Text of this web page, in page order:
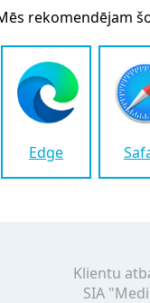
rekomendējam
Edge
Klientu
SIA